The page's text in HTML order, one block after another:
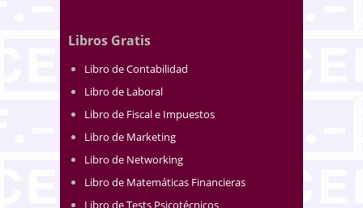
Libros Gratis
Libro de Contabilidad
Libro de Laboral
Libro de Fiscal e Impuestos
Libro de Marketing
Libro de Networking
Libro de Matemáticas Financieras
Libro de Tests Psicotécnicos